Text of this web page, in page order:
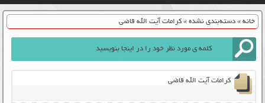
خانه» دسته‌بندی نشده» کرامات آیت الله قاضی
کرامات آیت الله قاضی